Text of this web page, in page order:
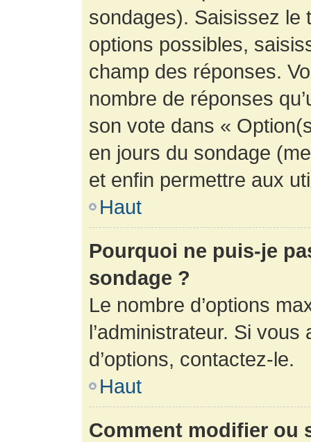
sondages). Saisissez le
options possibles,
champ des réponses.
nombre de réponses
son vote dans «
en jours du sondage
et enfin permettre aux
Haut
Pourquoi ne puis-je
sondage ?
Le nombre d’options
l’administrateur. Si
d’options, contactez-le.
Haut
Comment modifier ou